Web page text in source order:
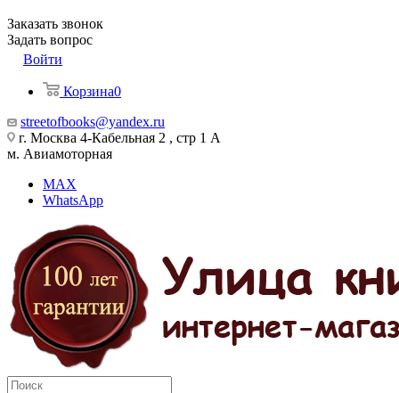
Заказать звонок
Задать вопрос
Войти
Корзина0
streetofbooks@yandex.ru
г. Москва 4-Кабельная 2 , стр 1 А
м. Авиамоторная
MAX
WhatsApp